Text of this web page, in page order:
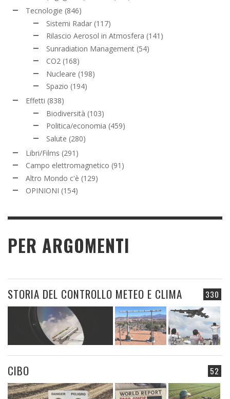
Tecnologie (846)
Sistemi Radar (117)
Rilascio Aerosol in Atmosfera (141)
Sunradiation Management (54)
CO2 (168)
Nucleare (198)
Spazio (194)
Effetti (838)
Biodiversità (103)
Politica/economia (459)
Salute (280)
Libri/Films (291)
Campo elettromagnetico (91)
Altro Mondo c'è (129)
OPINIONI (154)
PER ARGOMENTI
330
STORIA DEL CONTROLLO METEO E CLIMA
52
CIBO